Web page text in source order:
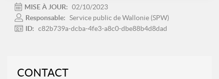
MISE À JOUR: 02/10/2023
Responsable: Service public de Wallonie (SPW)
ID: c82b739a-dcba-4fe3-a8c0-dbe88b4d8dad
CONTACT